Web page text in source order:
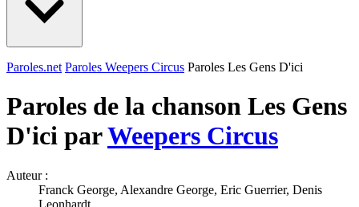
Paroles.net Paroles Weepers Circus Paroles Les Gens D'ici
Paroles de la chanson Les Gens
D'ici parWeepers Circus
Auteur :
Franck George, Alexandre George, Eric Guerrier, Denis
Leonhardt